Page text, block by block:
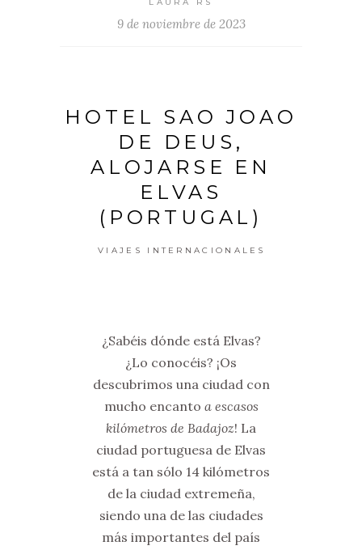
9 de noviembre de 2023
HOTEL SAO JOAO
DE DEUS,
ALOJARSE EN
ELVAS
(PORTUGAL)
VIAJES INTERNACIONALES
¿Sabéis dónde está Elvas?
¿Lo conocéis? ¡Os
descubrimos una ciudad con
mucho encanto a escasos
kilómetros de Badajoz! La
ciudad portuguesa de Elvas
está a tan sólo 14 kilómetros
de la ciudad extremeña,
siendo una de las ciudades
más importantes del país